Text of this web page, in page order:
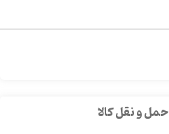
حمل و نقل کالا